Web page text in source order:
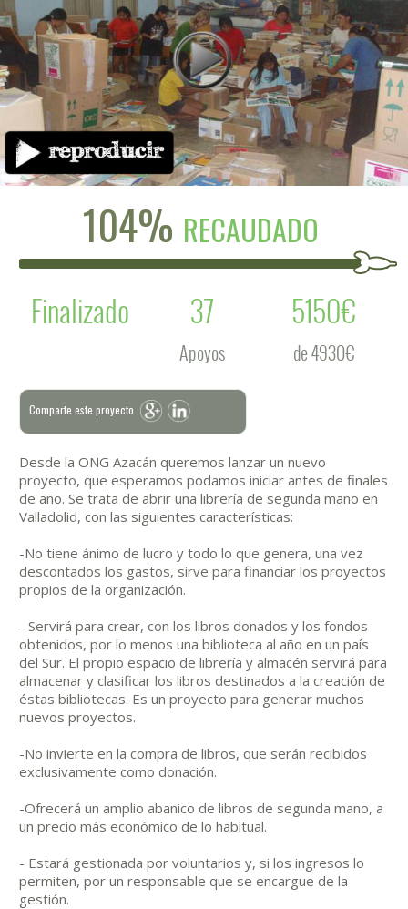
104% RECAUDADO
Finalizado
37
Apoyos
5150€
de 4930€
Comparte este proyecto
Desde la ONG Azacán queremos lanzar un nuevo
proyecto, que esperamos podamos iniciar antes de finales
de año. Se trata de abrir una librería de segunda mano en
Valladolid, con las siguientes características:
-No tiene ánimo de lucro y todo lo que genera, una vez
descontados los gastos, sirve para financiar los proyectos
propios de la organización.
- Servirá para crear, con los libros donados y los fondos
obtenidos, por lo menos una biblioteca al año en un país
del Sur. El propio espacio de librería y almacén servirá para
almacenar y clasificar los libros destinados a la creación de
éstas bibliotecas. Es un proyecto para generar muchos
nuevos proyectos.
-No invierte en la compra de libros, que serán recibidos
exclusivamente como donación.
-Ofrecerá un amplio abanico de libros de segunda mano, a
un precio más económico de lo habitual.
- Estará gestionada por voluntarios y, si los ingresos lo
permiten, por un responsable que se encargue de la
gestión.